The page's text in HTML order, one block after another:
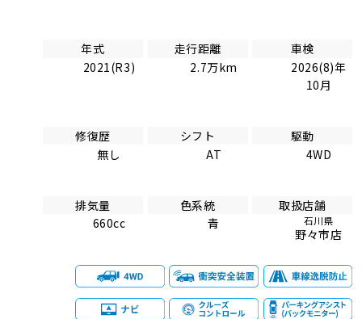
年式
2021(R3)
走行距離
2.7万km
車検
2026(8)年
10月
修復歴
無し
シフト
AT
駆動
4WD
排気量
660cc
色系統
青
取扱店舗
石川県
野々市店